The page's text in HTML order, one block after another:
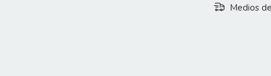
Medios